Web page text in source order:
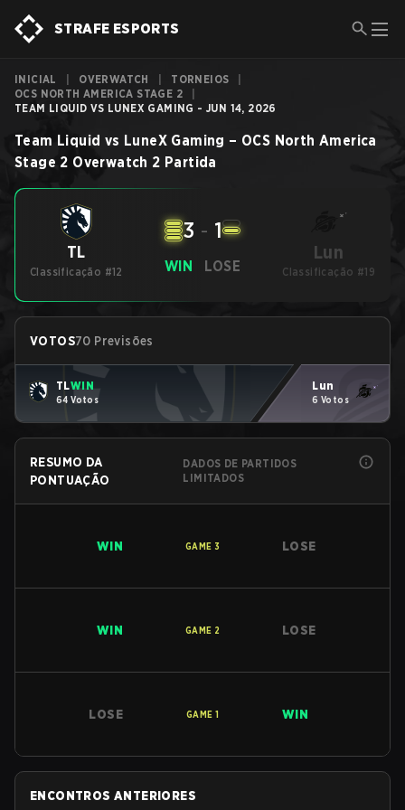
STRAFE ESPORTS
INICIAL OVERWATCH TORNEIOS
OCS NORTH AMERICA STAGE 2
TEAM LIQUID VS LUNEX GAMING - JUN 14, 2026
Team Liquid vs LuneX Gaming – OCS North America
Stage 2 Overwatch 2 Partida
TL
Classificação #12 WIN
3 - 1
LOSE
Lun
Classificação #19
VOTOS70 Previsões
TLWIN
64 Votos
Lun
6 Votos
RESUMO DA
PONTUAÇÃO
DADOS DE PARTIDOS
LIMITADOS
WIN GAME 3 LOSE
WIN GAME 2 LOSE
LOSE GAME 1 WIN
ENCONTROS ANTERIORES